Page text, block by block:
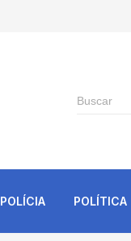
POLÍCIA POLÍTICA